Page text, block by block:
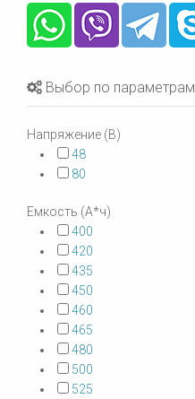
Выбор по параметрам
Напряжение (В)
48
80
Емкость (А*ч)
400
420
435
450
460
465
480
500
525